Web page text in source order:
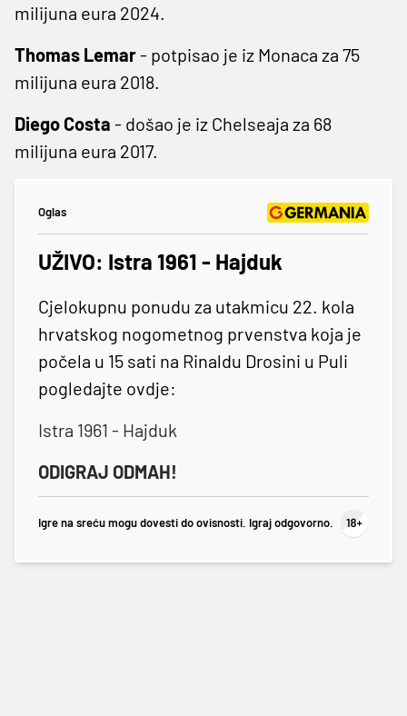
milijuna eura 2024.
Thomas Lemar- potpisao je iz Monaca za 75
milijuna eura 2018.
Diego Costa - došao je iz Chelseaja za 68
milijuna eura 2017.
Oglas
UŽIVO: Istra 1961 - Hajduk
Cjelokupnu ponudu za utakmicu 22. kola
hrvatskog nogometnog prvenstva koja je
počela u 15 sati na Rinaldu Drosini u Puli
pogledajte ovdje:
Istra 1961 - Hajduk
ODIGRAJ ODMAH!
Igre na sreću mogu dovesti do ovisnosti. Igraj odgovorno.